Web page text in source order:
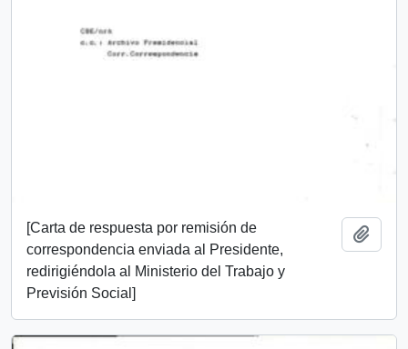
[Carta de respuesta por remisión de
correspondencia enviada al Presidente,
redirigiéndola al Ministerio del Trabajo y
Previsión Social]